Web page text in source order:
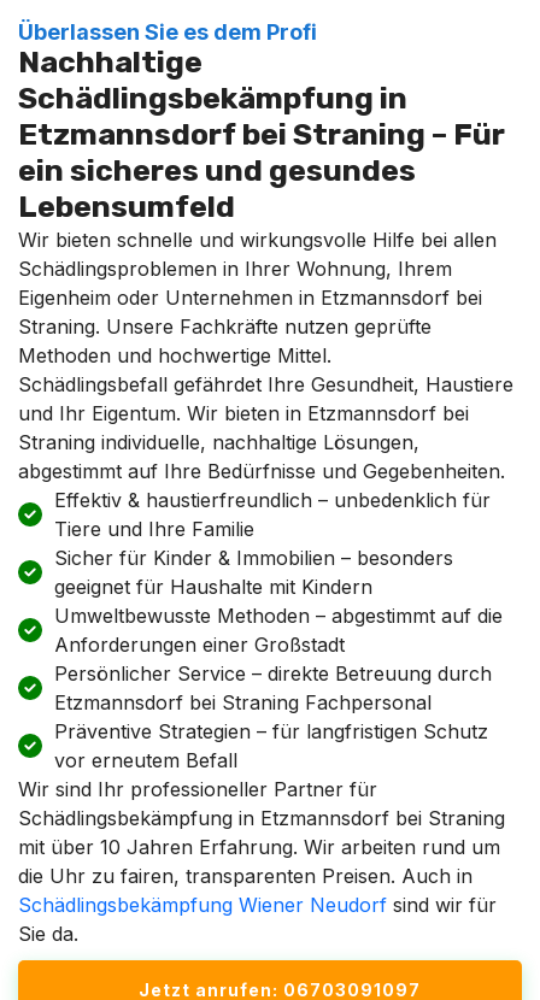
Überlassen Sie es dem Profi
Nachhaltige
Schädlingsbekämpfung in
Etzmannsdorf bei Straning – Für
ein sicheres und gesundes
Lebensumfeld
Wir bieten schnelle und wirkungsvolle Hilfe bei allen
Schädlingsproblemen in Ihrer Wohnung, Ihrem
Eigenheim oder Unternehmen in Etzmannsdorf bei
Straning. Unsere Fachkräfte nutzen geprüfte
Methoden und hochwertige Mittel.
Schädlingsbefall gefährdet Ihre Gesundheit, Haustiere
und Ihr Eigentum. Wir bieten in Etzmannsdorf bei
Straning individuelle, nachhaltige Lösungen,
abgestimmt auf Ihre Bedürfnisse und Gegebenheiten.
Effektiv & haustierfreundlich – unbedenklich für
Tiere und Ihre Familie
Sicher für Kinder & Immobilien – besonders
geeignet für Haushalte mit Kindern
Umweltbewusste Methoden – abgestimmt auf die
Anforderungen einer Großstadt
Persönlicher Service – direkte Betreuung durch
Etzmannsdorf bei Straning Fachpersonal
Präventive Strategien – für langfristigen Schutz
vor erneutem Befall
Wir sind Ihr professioneller Partner für
Schädlingsbekämpfung in Etzmannsdorf bei Straning
mit über 10 Jahren Erfahrung. Wir arbeiten rund um
die Uhr zu fairen, transparenten Preisen. Auch in
Schädlingsbekämpfung Wiener Neudorf sind wir für
Sie da.
Jetzt anrufen: 06703091097